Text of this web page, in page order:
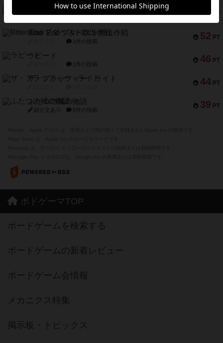
58 PT
ギャンブラー
52 PT
Bitter End ブタペスト救出作戦
1件の投稿
46 PT
ラピード
1件の投稿
44 PT
ザ・フラッフィー・ライト
39 PT
ふたつの城の物語
紹介文あり 6件の投稿
ボドゲーマTOP
ボードゲームを検索する
ボードゲームの新着レビュー
ボードゲーム会情報
メカニクス特集
掲示板・トピックス